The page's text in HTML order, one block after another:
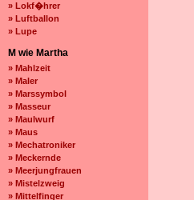
» Lokf�hrer
» Luftballon
» Lupe
M wie Martha
» Mahlzeit
» Maler
» Marssymbol
» Masseur
» Maulwurf
» Maus
» Mechatroniker
» Meckernde
» Meerjungfrauen
» Mistelzweig
» Mittelfinger